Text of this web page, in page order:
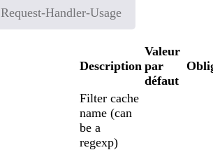
Request-Handler-Usage
Description
Valeur
par
défaut
Filter cache
name (can
be a
regexp)